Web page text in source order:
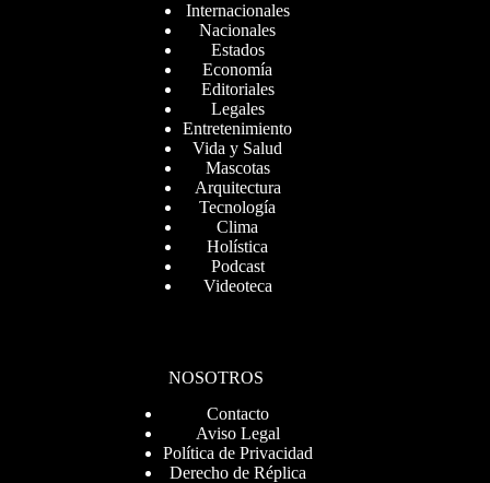
Internacionales
Nacionales
Estados
Economía
Editoriales
Legales
Entretenimiento
Vida y Salud
Mascotas
Arquitectura
Tecnología
Clima
Holística
Podcast
Videoteca
NOSOTROS
Contacto
Aviso Legal
Política de Privacidad
Derecho de Réplica